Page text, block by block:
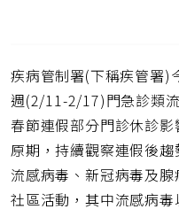
疾病管制署(下稱疾管署
週(2/11-2/17)門急診類
春節連假部分門診休診
原期，持續觀察連假後
流感病毒、新冠病毒及
社區活動，其中流感病